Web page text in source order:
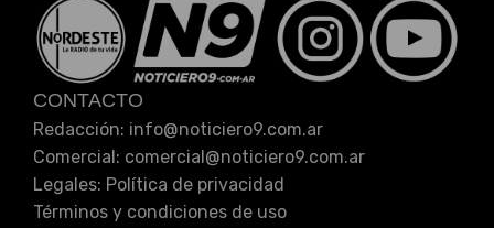
CONTACTO
Redacción: info@noticiero9.com.ar
Comercial: comercial@noticiero9.com.ar
Legales: Política de privacidad
Términos y condiciones de uso